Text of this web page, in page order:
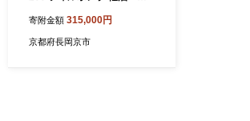
200W [0840]
寄附金額 315,000円
京都府長岡京市